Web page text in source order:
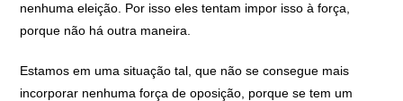
nenhuma eleição. Por isso eles tentam impor isso à força,
porque não há outra maneira.
Estamos em uma situação tal, que não se consegue mais
incorporar nenhuma força de oposição, porque se tem um